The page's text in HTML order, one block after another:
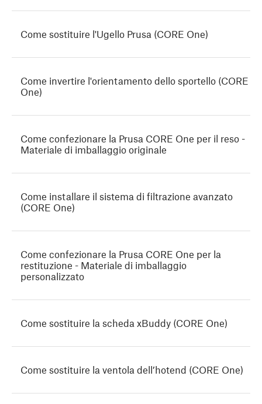
Come sostituire l'Ugello Prusa (CORE One)
Come invertire l'orientamento dello sportello (CORE
One)
Come confezionare la Prusa CORE One per il reso -
Materiale di imballaggio originale
Come installare il sistema di filtrazione avanzato
(CORE One)
Come confezionare la Prusa CORE One per la
restituzione - Materiale di imballaggio
personalizzato
Come sostituire la scheda xBuddy (CORE One)
Come sostituire la ventola dell’hotend (CORE One)